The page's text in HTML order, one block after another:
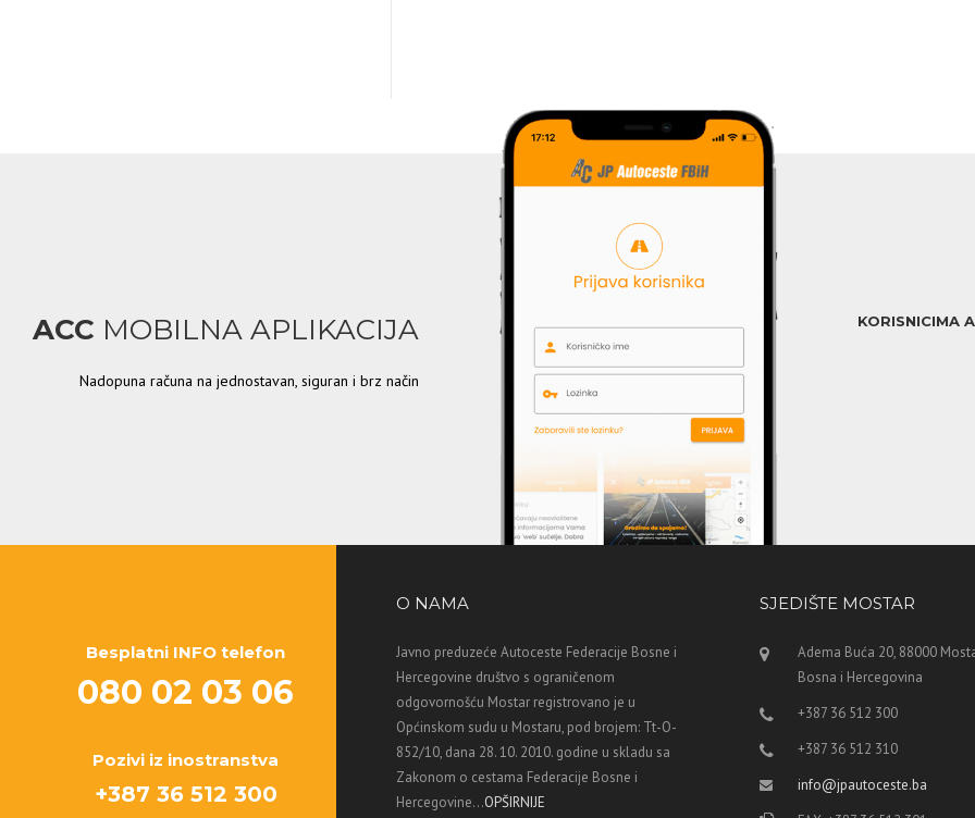
ACC MOBILNA APLIKACIJA
Nadopuna računa na jednostavan, siguran i brz način
KORISNICIMA
Besplatni INFO telefon
080 02 03 06
Pozivi iz inostranstva
+387 36 512 300
O NAMA
Javno preduzeće Autoceste Federacije Bosne i
Hercegovine društvo s ograničenom
odgovornošću Mostar registrovano je u
Općinskom sudu u Mostaru, pod brojem: Tt-O-
852/10, dana 28. 10. 2010. godine u skladu sa
Zakonom o cestama Federacije Bosne i
Hercegovine...OPŠIRNIJE
SJEDIŠTE MOSTAR
Adema Buća 20, 88000
Bosna i Hercegovina
+387 36 512 300
+387 36 512 310
info@jpautoceste.ba